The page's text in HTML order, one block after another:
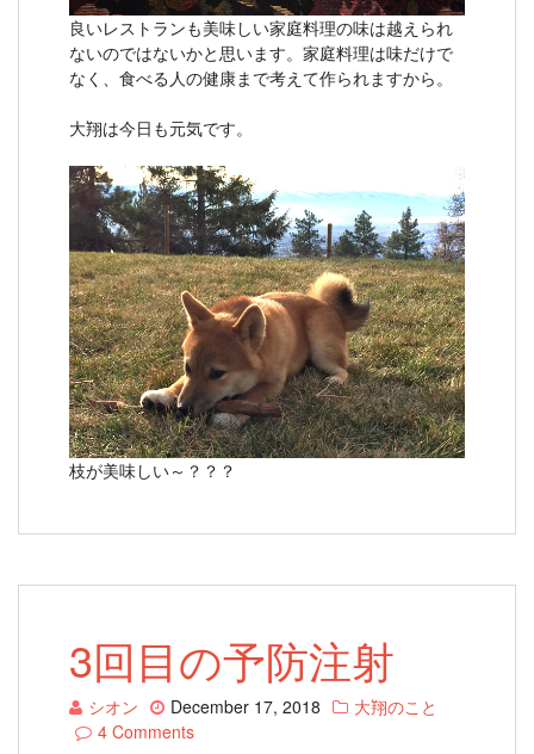
良いレストランも美味しい家庭料理の味は越えられ
ないのではないかと思います。家庭料理は味だけで
なく、食べる人の健康まで考えて作られますから。
大翔は今日も元気です。
枝が美味しい～？？？
3回目の予防注射
シオン December 17, 2018
大翔のこと
4 Comments